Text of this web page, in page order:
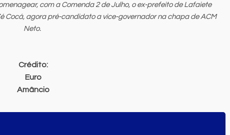
com a Comenda 2 de Julho, o ex-prefeito de Lafaiete
Cocá, agora pré-candidato a vice-governador na chapa de ACM
Neto.
Crédito:
Euro
Amâncio